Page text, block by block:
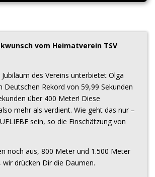
vom Heimatverein TSV
des Vereins unterbietet Olga
Deutschen Rekord von 59,99 Sekunden
über 400 Meter! Diese
mehr als verdient. Wie geht das nur –
sein, so die Einschätzung von
noch aus, 800 Meter und 1.500 Meter
drücken Dir die Daumen.